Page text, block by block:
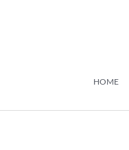
HOME